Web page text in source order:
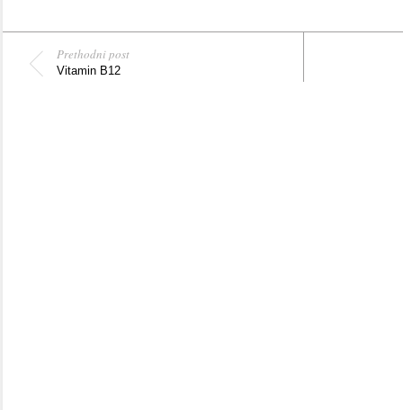
Prethodni post
Vitamin B12